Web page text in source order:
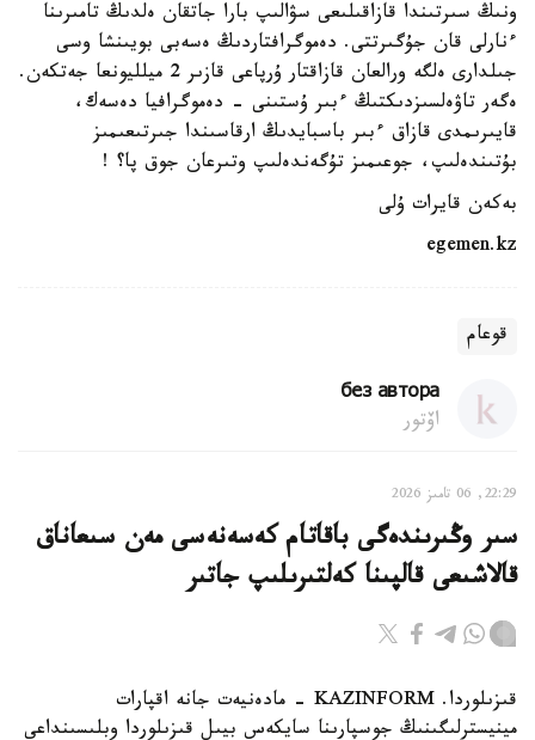
ونىڭ سىرتىندا قازاقىلىعى سۋالىپ بارا جاتقان ەلدىڭ تامىرىنا
ءنارلى قان جۇگىرتتى. دەموگرافتاردىڭ ەسەبى بويىنشا وسى
جىلدارى ەلگە ورالعان قازاقتار ۇرپاعى قازىر 2 ميلليونعا جەتكەن.
ەگەر تاۋەلسىزدىكتىڭ ءبىر ۇستىنى - دەموگرافيا دەسەك،
قايىرىمدى قازاق ءبىر باسبايدىڭ ارقاسىندا جىرتىعىمىز
بۇتىندەلىپ، جوعىمىز تۇگەندەلىپ وتىرعان جوق پا؟ !
بەكەن قايرات ۇلى
egemen.kz
قوعام
без автора
اۆتور
22:29, 06 تامىز 2026
سىر وڭىرىندەگى باقاتام كەسەنەسى مەن سىعاناق
قالاشىعى قالپىنا كەلتىرىلىپ جاتىر
قىزىلوردا. KAZINFORM - مادەنيەت جانە اقپارات
مينيسترلىگىنىڭ جوسپارىنا سايكەس بيىل قىزىلوردا وبلىسىنداعى